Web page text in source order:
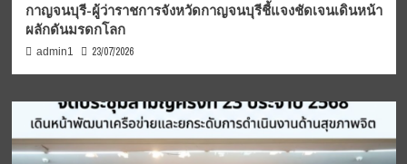
กาญจนบุรี-ผู้ว่าราชการจังหวัดกาญจนบุรีชี้แจงชัดเจนเดินหน้า
ผลักดันมรดกโลก
admin1 23/07/2026